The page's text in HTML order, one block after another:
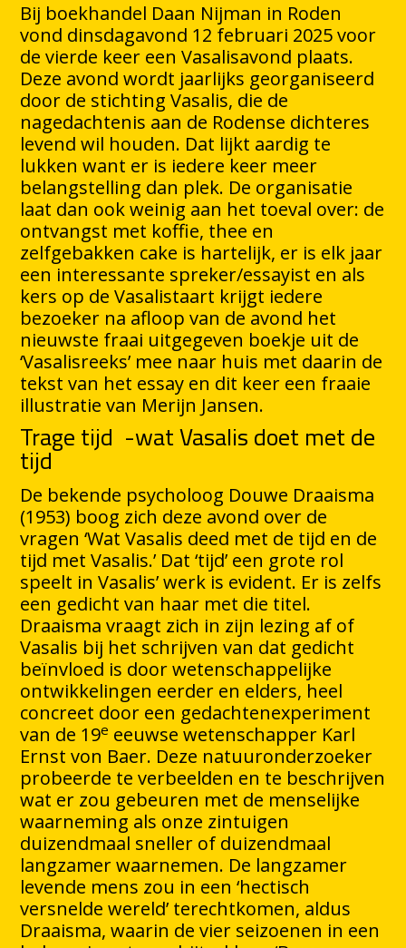
Bij boekhandel Daan Nijman in Roden
vond dinsdagavond 12 februari 2025 voor
de vierde keer een Vasalisavond plaats.
Deze avond wordt jaarlijks georganiseerd
door de stichting Vasalis, die de
nagedachtenis aan de Rodense dichteres
levend wil houden. Dat lijkt aardig te
lukken want er is iedere keer meer
belangstelling dan plek. De organisatie
laat dan ook weinig aan het toeval over: de
ontvangst met koffie, thee en
zelfgebakken cake is hartelijk, er is elk jaar
een interessante spreker/essayist en als
kers op de Vasalistaart krijgt iedere
bezoeker na afloop van de avond het
nieuwste fraai uitgegeven boekje uit de
‘Vasalisreeks’ mee naar huis met daarin de
tekst van het essay en dit keer een fraaie
illustratie van Merijn Jansen.
Trage tijd -wat Vasalis doet met de
tijd
De bekende psycholoog Douwe Draaisma
(1953) boog zich deze avond over de
vragen ‘Wat Vasalis deed met de tijd en de
tijd met Vasalis.’ Dat ‘tijd’ een grote rol
speelt in Vasalis’ werk is evident. Er is zelfs
een gedicht van haar met die titel.
Draaisma vraagt zich in zijn lezing af of
Vasalis bij het schrijven van dat gedicht
beïnvloed is door wetenschappelijke
ontwikkelingen eerder en elders, heel
concreet door een gedachtenexperiment
van de 19e eeuwse wetenschapper Karl
Ernst von Baer. Deze natuuronderzoeker
probeerde te verbeelden en te beschrijven
wat er zou gebeuren met de menselijke
waarneming als onze zintuigen
duizendmaal sneller of duizendmaal
langzamer waarnemen. De langzamer
levende mens zou in een ‘hectisch
versnelde wereld’ terechtkomen, aldus
Draaisma, waarin de vier seizoenen in een